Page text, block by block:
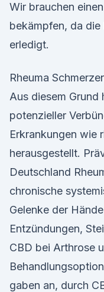
Wir brauchen
bekämpfen, da
erledigt.
Rheuma
Aus diesem Grund
potenzieller
Erkrankungen wie
herausgestellt.
Deutschland
chronische
Gelenke der
Entzündungen,
CBD bei Arthrose
gaben an, durch